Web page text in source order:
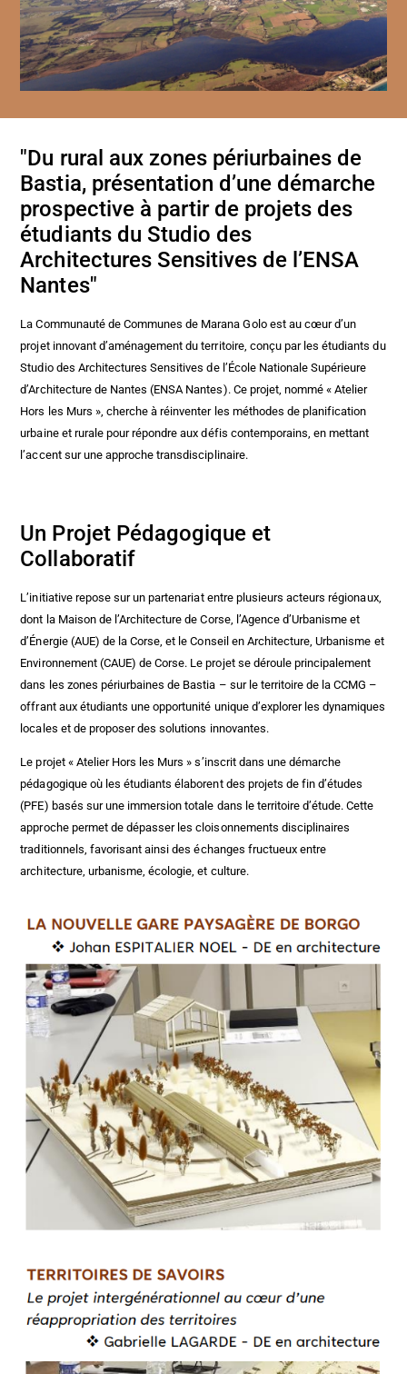
"Du rural aux zones périurbaines de
Bastia, présentation d’une démarche
prospective à partir de projets des
étudiants du Studio des
Architectures Sensitives de l’ENSA
Nantes"
La Communauté de Communes de Marana Golo est au cœur d’un
projet innovant d’aménagement du territoire, conçu par les étudiants du
Studio des Architectures Sensitives de l’École Nationale Supérieure
d’Architecture de Nantes (ENSA Nantes). Ce projet, nommé « Atelier
Hors les Murs », cherche à réinventer les méthodes de planification
urbaine et rurale pour répondre aux défis contemporains, en mettant
l’accent sur une approche transdisciplinaire.
Un Projet Pédagogique et
Collaboratif
L’initiative repose sur un partenariat entre plusieurs acteurs régionaux,
dont la Maison de l’Architecture de Corse, l’Agence d’Urbanisme et
d’Énergie (AUE) de la Corse, et le Conseil en Architecture, Urbanisme et
Environnement (CAUE) de Corse. Le projet se déroule principalement
dans les zones périurbaines de Bastia – sur le territoire de la CCMG –
offrant aux étudiants une opportunité unique d’explorer les dynamiques
locales et de proposer des solutions innovantes.
Le projet « Atelier Hors les Murs » s’inscrit dans une démarche
pédagogique où les étudiants élaborent des projets de fin d’études
(PFE) basés sur une immersion totale dans le territoire d’étude. Cette
approche permet de dépasser les cloisonnements disciplinaires
traditionnels, favorisant ainsi des échanges fructueux entre
architecture, urbanisme, écologie, et culture.